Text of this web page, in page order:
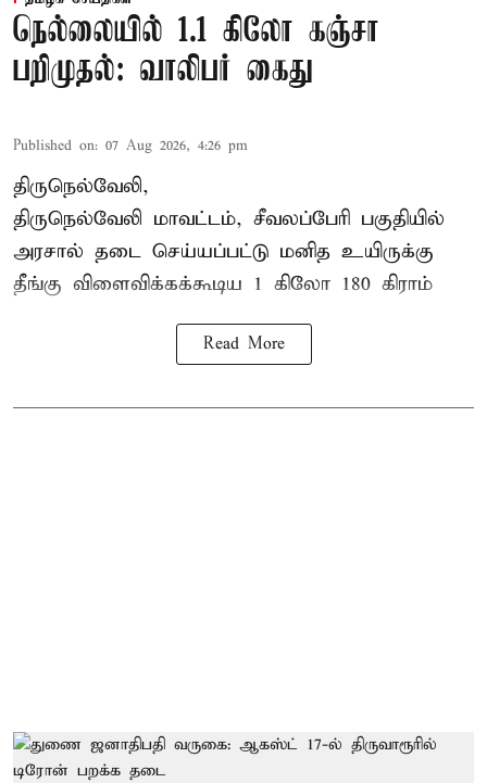
நெல்லையில் 1.1 கிலோ கஞ்சா
பறிமுதல்: வாலிபர் கைது
Published on: 07 Aug 2026, 4:26 pm
திருநெல்வேலி,
திருநெல்வேலி மாவட்டம், சீவலப்பேரி பகுதியில்
அரசால் தடை செய்யப்பட்டு மனித உயிருக்கு
தீங்கு விளைவிக்கக்கூடிய 1 கிலோ 180 கிராம்
Read More